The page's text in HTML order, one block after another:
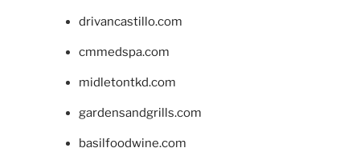
drivancastillo.com
cmmedspa.com
midletontkd.com
gardensandgrills.com
basilfoodwine.com